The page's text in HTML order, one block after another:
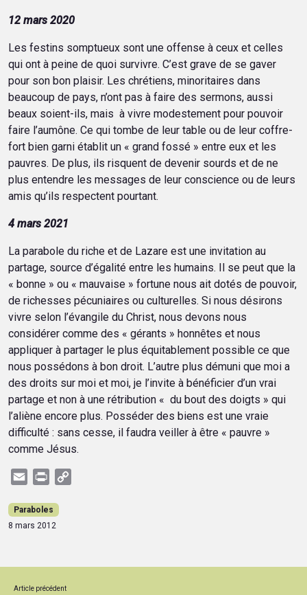
12 mars 2020
Les festins somptueux sont une offense à ceux et celles
qui ont à peine de quoi survivre. C’est grave de se gaver
pour son bon plaisir. Les chrétiens, minoritaires dans
beaucoup de pays, n’ont pas à faire des sermons, aussi
beaux soient-ils, mais à vivre modestement pour pouvoir
faire l’aumône. Ce qui tombe de leur table ou de leur coffre-
fort bien garni établit un « grand fossé » entre eux et les
pauvres. De plus, ils risquent de devenir sourds et de ne
plus entendre les messages de leur conscience ou de leurs
amis qu’ils respectent pourtant.
4 mars 2021
La parabole du riche et de Lazare est une invitation au
partage, source d’égalité entre les humains. Il se peut que la
« bonne » ou « mauvaise » fortune nous ait dotés de pouvoir,
de richesses pécuniaires ou culturelles. Si nous désirons
vivre selon l’évangile du Christ, nous devons nous
considérer comme des « gérants » honnêtes et nous
appliquer à partager le plus équitablement possible ce que
nous possédons à bon droit. L’autre plus démuni que moi a
des droits sur moi et moi, je l’invite à bénéficier d’un vrai
partage et non à une rétribution « du bout des doigts » qui
l’aliène encore plus. Posséder des biens est une vraie
difficulté : sans cesse, il faudra veiller à être « pauvre »
comme Jésus.
Email Print
Paraboles
8 mars 2012
Article précédent